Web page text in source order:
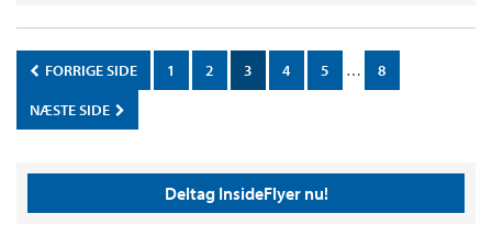
FORRIGE SIDE 1 2 3 4 5 …
8
NÆSTE SIDE
Deltag InsideFlyer nu!